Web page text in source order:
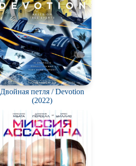
Двойная петля / Devotion
(2022)